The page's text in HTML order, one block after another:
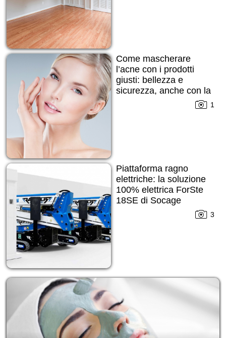
Come mascherare
l’acne con i prodotti
giusti: bellezza e
sicurezza, anche con la
1
Piattaforma ragno
elettriche: la soluzione
100% elettrica ForSte
18SE di Socage
3